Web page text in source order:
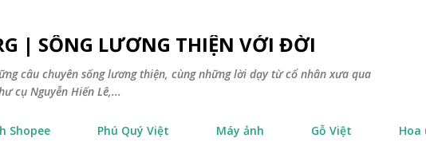
| SỐNG LƯƠNG THIỆN VỚI ĐỜI
câu chuyên sống lương thiện, cùng những lời dạy từ cổ nhân xưa qua
cụ Nguyễn Hiến Lê,...
Shopee Phú Quý Việt Máy ảnh Gỗ Việt Hoa